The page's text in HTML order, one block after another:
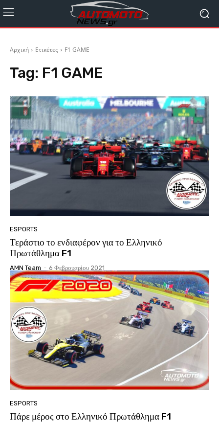
Αρχική Ετικέτες F1 GAME
Tag: F1 GAME
ESPORTS
Τεράστιο το ενδιαφέρον για το Ελληνικό
Πρωτάθλημα F1
AMN Team - 6 Φεβρουαρίου 2021
ESPORTS
Πάρε μέρος στο Ελληνικό Πρωτάθλημα F1